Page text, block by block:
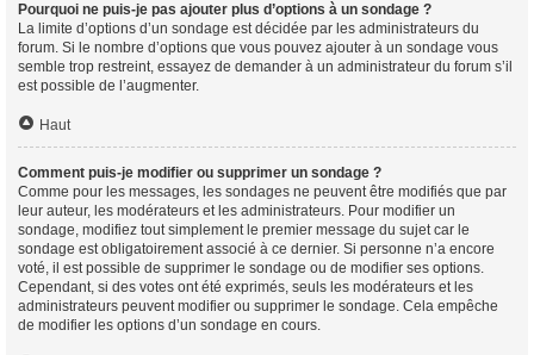
Pourquoi ne puis-je pas ajouter plus d’options à un sondage ?
La limite d’options d’un sondage est décidée par les administrateurs du
forum. Si le nombre d’options que vous pouvez ajouter à un sondage vous
semble trop restreint, essayez de demander à un administrateur du forum s’il
est possible de l’augmenter.
Haut
Comment puis-je modifier ou supprimer un sondage ?
Comme pour les messages, les sondages ne peuvent être modifiés que par
leur auteur, les modérateurs et les administrateurs. Pour modifier un
sondage, modifiez tout simplement le premier message du sujet car le
sondage est obligatoirement associé à ce dernier. Si personne n’a encore
voté, il est possible de supprimer le sondage ou de modifier ses options.
Cependant, si des votes ont été exprimés, seuls les modérateurs et les
administrateurs peuvent modifier ou supprimer le sondage. Cela empêche
de modifier les options d’un sondage en cours.